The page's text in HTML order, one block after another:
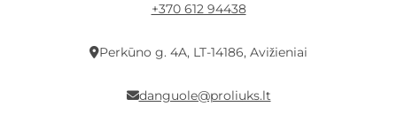
+370 612 94438
Perkūno g. 4A, LT-14186, Avižieniai
danguole@proliuks.lt